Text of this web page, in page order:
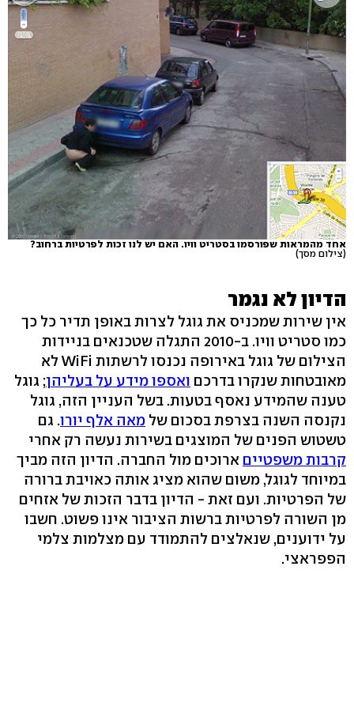
אחד מהמראות שפורסמו בסטריט וויו. האם יש לנו זכות לפרטיות ברחוב?
(צילום מסך)
הדיון לא נגמר
אין שירות שמכניס את גוגל לצרות באופן תדיר כל כך
כמו סטריט וויו. ב-2010 התגלה שטכנאים בניידות
הצילום של גוגל באירופה נכנסו לרשתות WiFi לא
מאובטחות שנקרו בדרכם ואספו מידע על בעליהן; גוגל
טענה שהמידע נאסף בטעות. בשל העניין הזה, גוגל
נקנסה השנה בצרפת בסכום של מאה אלף יורו. גם
טשטוש הפנים של המוצגים בשירות נעשה רק אחרי
קרבות משפטיים ארוכים מול החברה. הדיון הזה מביך
במיוחד לגוגל, משום שהוא מציג אותה כאויבת ברורה
של הפרטיות. ועם זאת - הדיון בדבר הזכות של אזחים
מן השורה לפרטיות ברשות הציבור אינו פשוט. חשבו
על ידוענים, שנאלצים להתמודד עם מצלמות צלמי
הפפראצי.